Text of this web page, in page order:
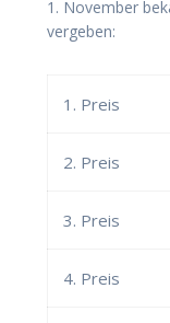
1. November
vergeben:
1. Preis
2. Preis
3. Preis
4. Preis